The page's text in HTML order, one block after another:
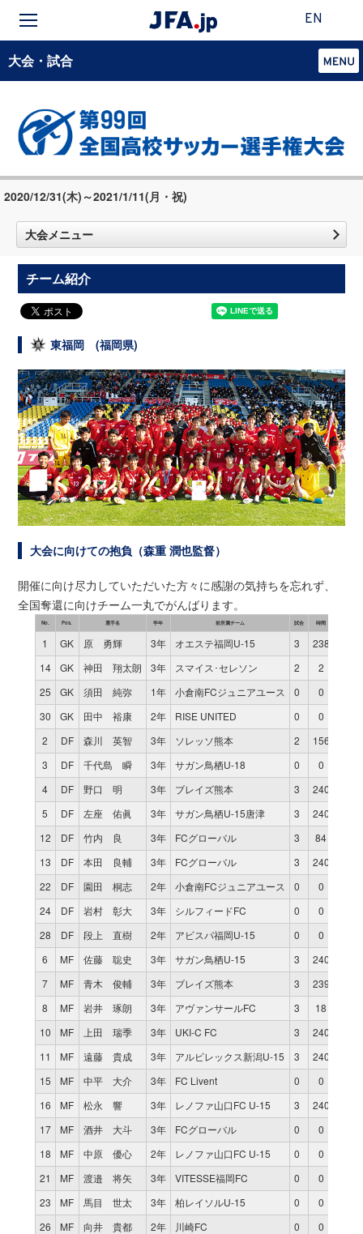
EN
大会・試合
2020/12/31(木)～2021/1/11(月・祝)
大会メニュー
チーム紹介
東福岡 (福岡県)
大会に向けての抱負（森重 潤也監督）
開催に向け尽力していただいた方々に感謝の気持ちを忘れず、
全国奪還に向けチーム一丸でがんばります。
No. Pos. 選手名 学年 前所属チーム 試合 時間
1 GK 原 勇輝 3年 オエステ福岡U-15 3 238
14
GK 神田 翔太朗 3年 スマイス･セレソン 2 2
25
GK 須田 純弥 1年 小倉南FCジュニアユース 0 0
30
GK 田中 裕康 2年 RISE UNITED 0 0
2
DF 森川 英智 3年 ソレッソ熊本 2 156
3
DF 千代島 瞬 3年 サガン鳥栖U-18 0 0
4
DF 野口 明 3年 ブレイズ熊本 3 240
5
DF 左座 佑眞 3年 サガン鳥栖U-15唐津 3 240
12
DF 竹内 良 3年 FCグローバル 3 84
13
DF 本田 良輔 3年 FCグローバル 3 240
22
DF 園田 桐志 2年 小倉南FCジュニアユース 0 0
24
DF 岩村 彰大 3年 シルフィードFC 0 0
28
DF 段上 直樹 2年 アビスパ福岡U-15 0 0
6
MF 佐藤 聡史 3年 サガン鳥栖U-15 3 240
7
MF 青木 俊輔 3年 ブレイズ熊本 3 239
8
MF 岩井 琢朗 3年 アヴァンサールFC 3 18
10
MF 上田 瑞季 3年 UKI-C FC 3 240
11
MF 遠藤 貴成 3年 アルビレックス新潟U-15 3 240
15
MF 中平 大介 3年 FC Livent 0 0
16
MF 松永 響 3年 レノファ山口FC U-15 3 240
17
MF 酒井 大斗 3年 FCグローバル 0 0
18
MF 中原 優心 2年 レノファ山口FC U-15 0 0
21
MF 渡邉 将矢 3年 VITESSE福岡FC 0 0
23
MF 馬目 世太 3年 柏レイソルU-15 0 0
26
MF 向井 貴都 2年 川崎FC 0 0